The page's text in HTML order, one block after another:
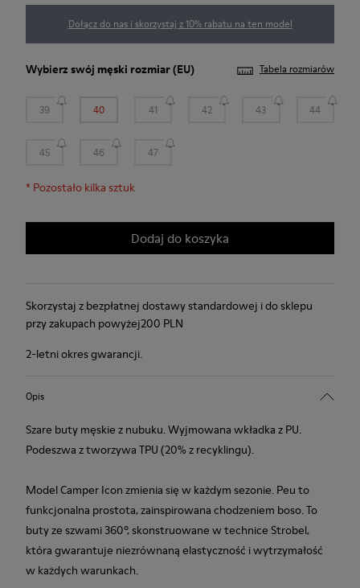
Dołącz do nas i skorzystaj z 10% rabatu na ten model
Wybierz swój męski rozmiar(EU) Tabela rozmiarów
39 40 41 42 43 44
45 46 47
* Pozostało kilka sztuk
Dodaj do koszyka
Skorzystaj z bezpłatnej dostawy standardowej i do sklepu
przy zakupach powyżej200 PLN
2-letni okres gwarancji.
Opis
Szare buty męskie z nubuku. Wyjmowana wkładka z PU.
Podeszwa z tworzywa TPU (20% z recyklingu).
Model Camper Icon zmienia się w każdym sezonie. Peu to
funkcjonalna prostota, zainspirowana chodzeniem boso. To
buty ze szwami 360º, skonstruowane w technice Strobel,
która gwarantuje niezrównaną elastyczność i wytrzymałość
w każdych warunkach.